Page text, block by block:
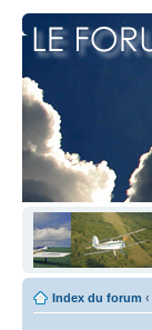
Index du forum ‹